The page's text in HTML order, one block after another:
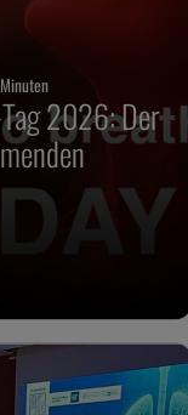
2026: Der